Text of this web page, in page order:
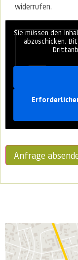
widerrufen.
Sie müssen den
abzuschicken.
Anfrage